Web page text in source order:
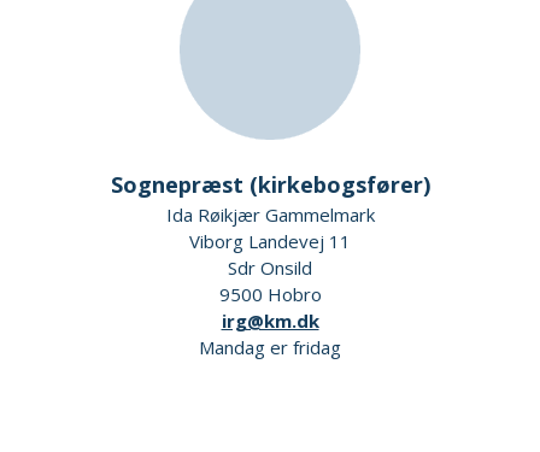
Sognepræst (kirkebogsfører)
Ida Røikjær Gammelmark
Viborg Landevej 11
Sdr Onsild
9500 Hobro
irg@km.dk
Mandag er fridag